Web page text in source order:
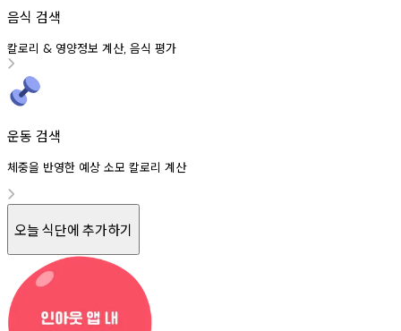
음식 검색
칼로리 & 영양정보 계산, 음식 평가
운동 검색
체중을 반영한 예상 소모 칼로리 계산
오늘 식단에 추가하기